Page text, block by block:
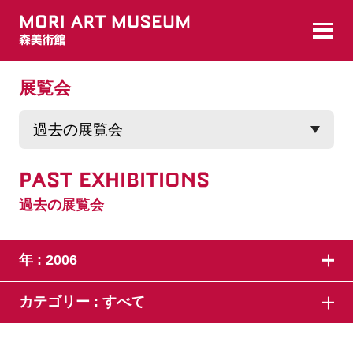
展覧会
PAST EXHIBITIONS
過去の展覧会
年 : 2006
カテゴリー : すべて